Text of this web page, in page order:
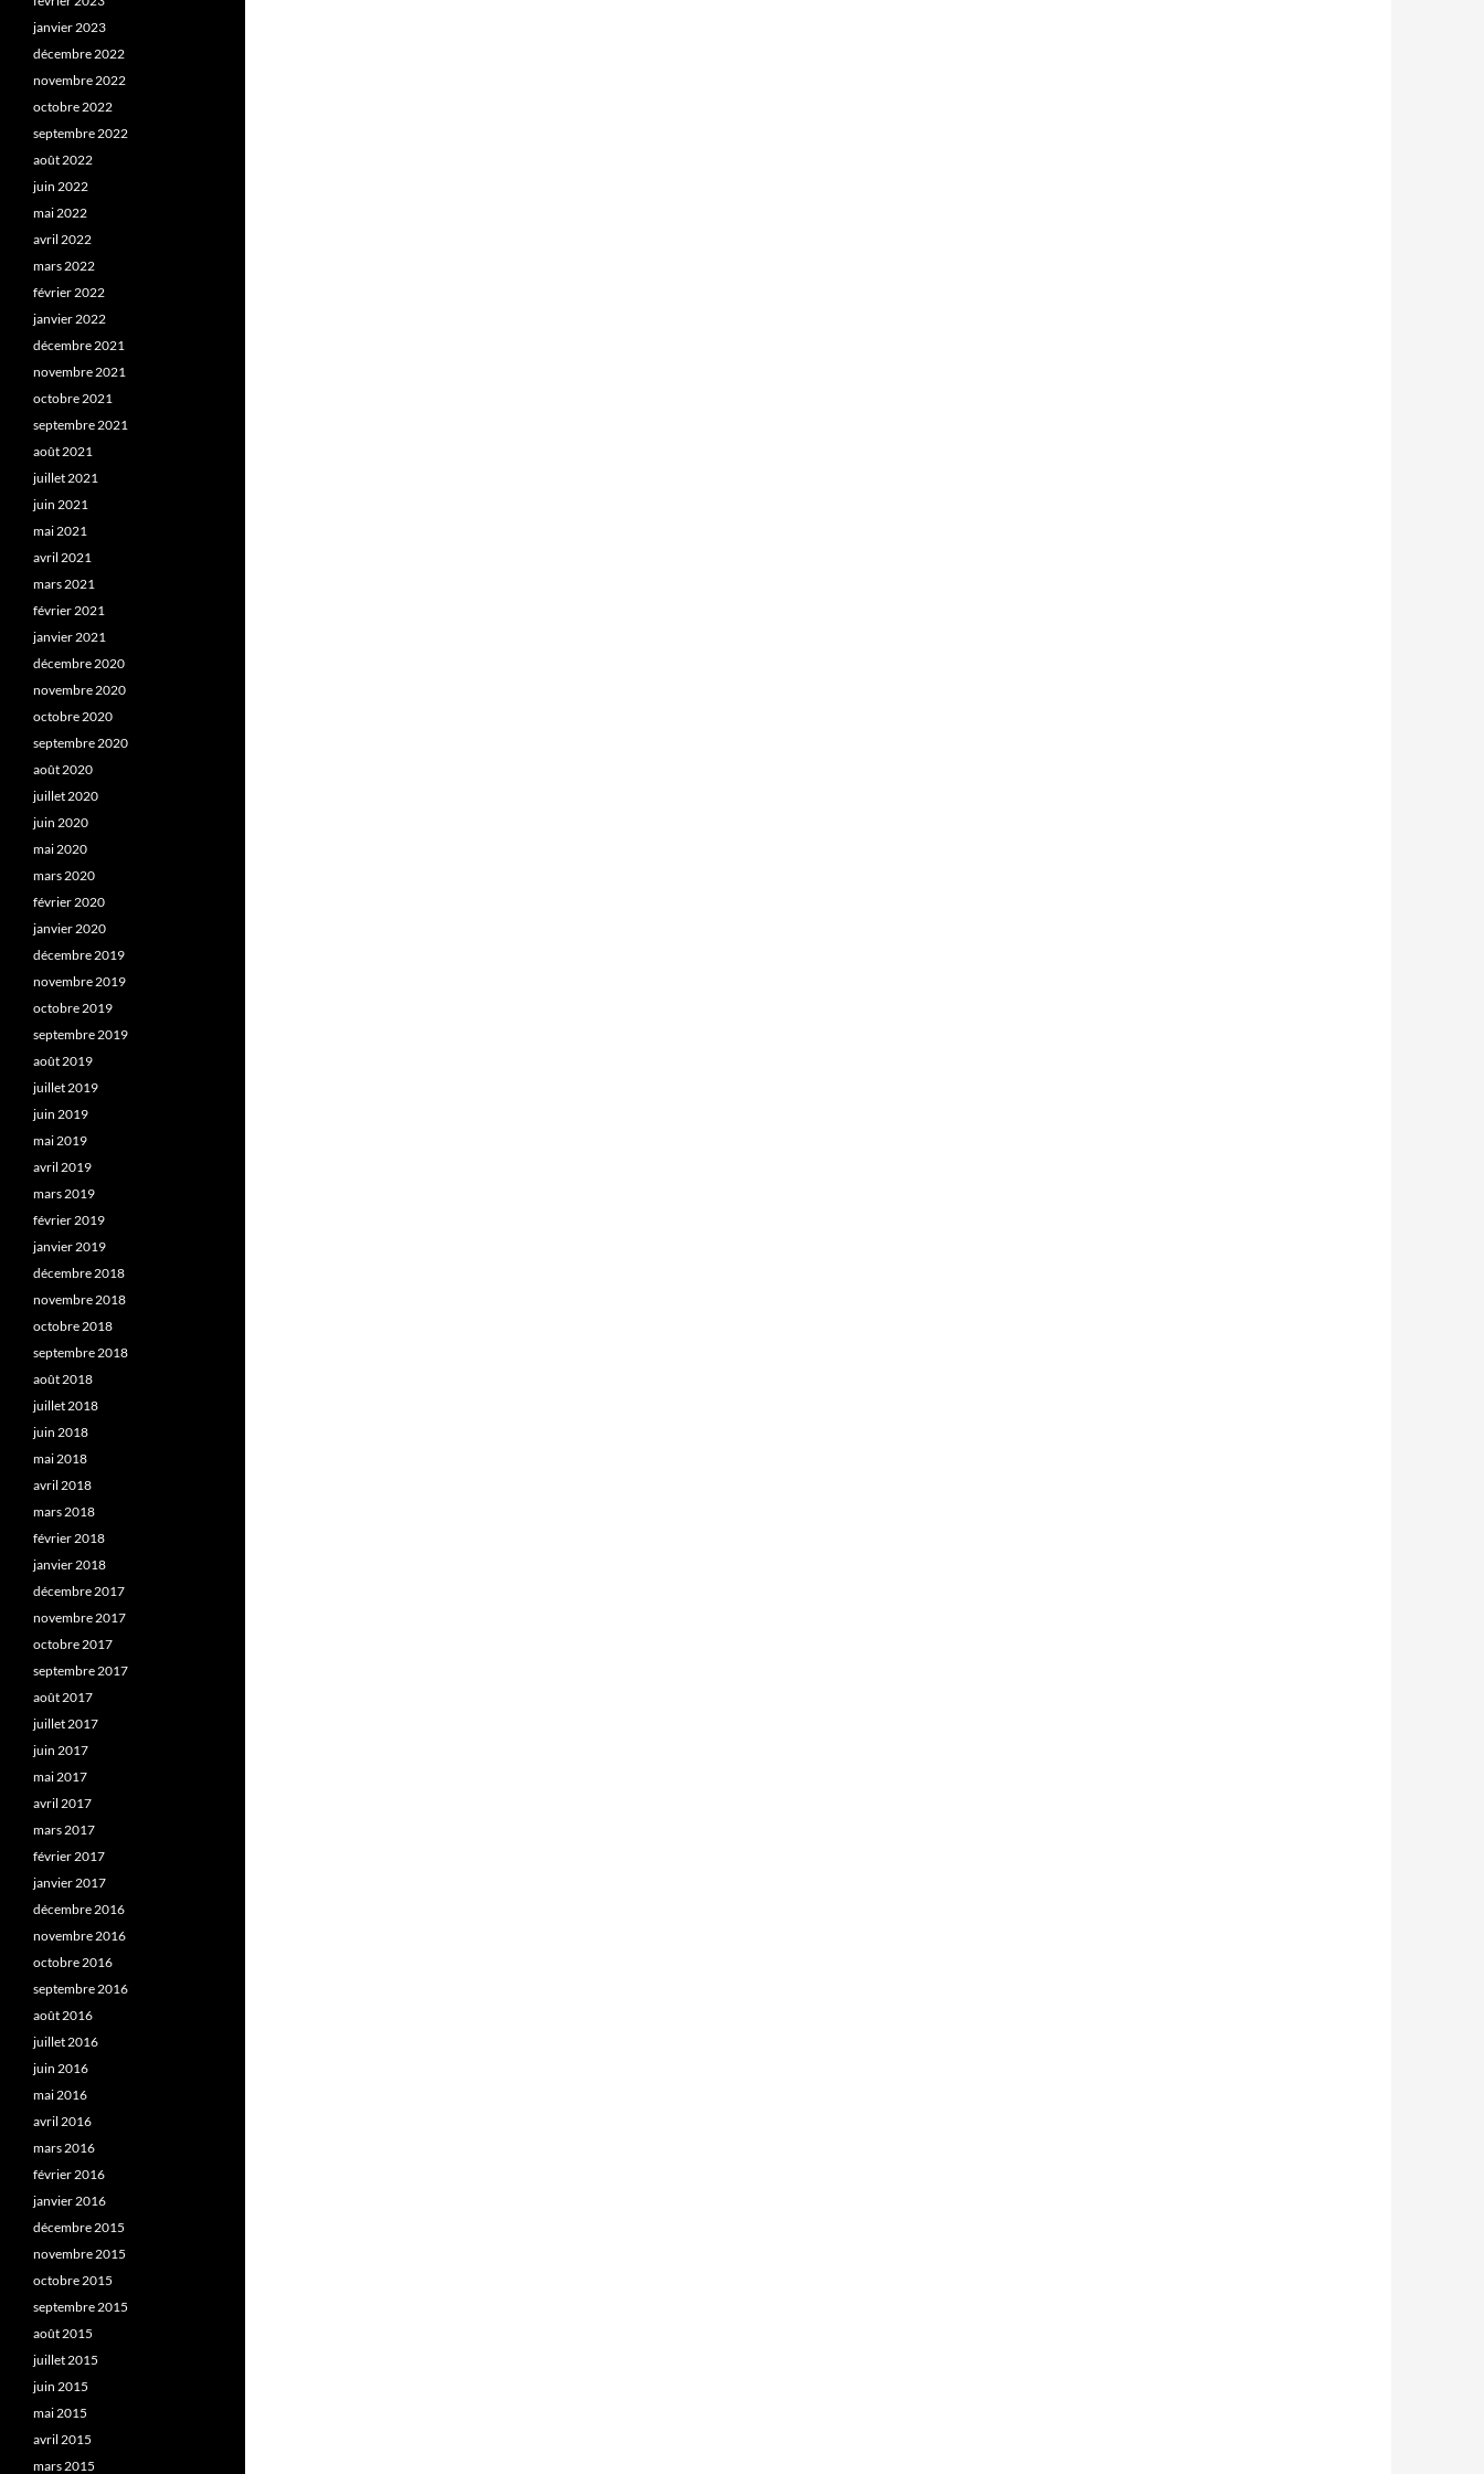
janvier 2023
décembre 2022
novembre 2022
octobre 2022
septembre 2022
août 2022
juin 2022
mai 2022
avril 2022
mars 2022
février 2022
janvier 2022
décembre 2021
novembre 2021
octobre 2021
septembre 2021
août 2021
juillet 2021
juin 2021
mai 2021
avril 2021
mars 2021
février 2021
janvier 2021
décembre 2020
novembre 2020
octobre 2020
septembre 2020
août 2020
juillet 2020
juin 2020
mai 2020
mars 2020
février 2020
janvier 2020
décembre 2019
novembre 2019
octobre 2019
septembre 2019
août 2019
juillet 2019
juin 2019
mai 2019
avril 2019
mars 2019
février 2019
janvier 2019
décembre 2018
novembre 2018
octobre 2018
septembre 2018
août 2018
juillet 2018
juin 2018
mai 2018
avril 2018
mars 2018
février 2018
janvier 2018
décembre 2017
novembre 2017
octobre 2017
septembre 2017
août 2017
juillet 2017
juin 2017
mai 2017
avril 2017
mars 2017
février 2017
janvier 2017
décembre 2016
novembre 2016
octobre 2016
septembre 2016
août 2016
juillet 2016
juin 2016
mai 2016
avril 2016
mars 2016
février 2016
janvier 2016
décembre 2015
novembre 2015
octobre 2015
septembre 2015
août 2015
juillet 2015
juin 2015
mai 2015
avril 2015
mars 2015